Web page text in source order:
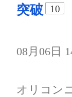
突破
10
08月06日
オリコン